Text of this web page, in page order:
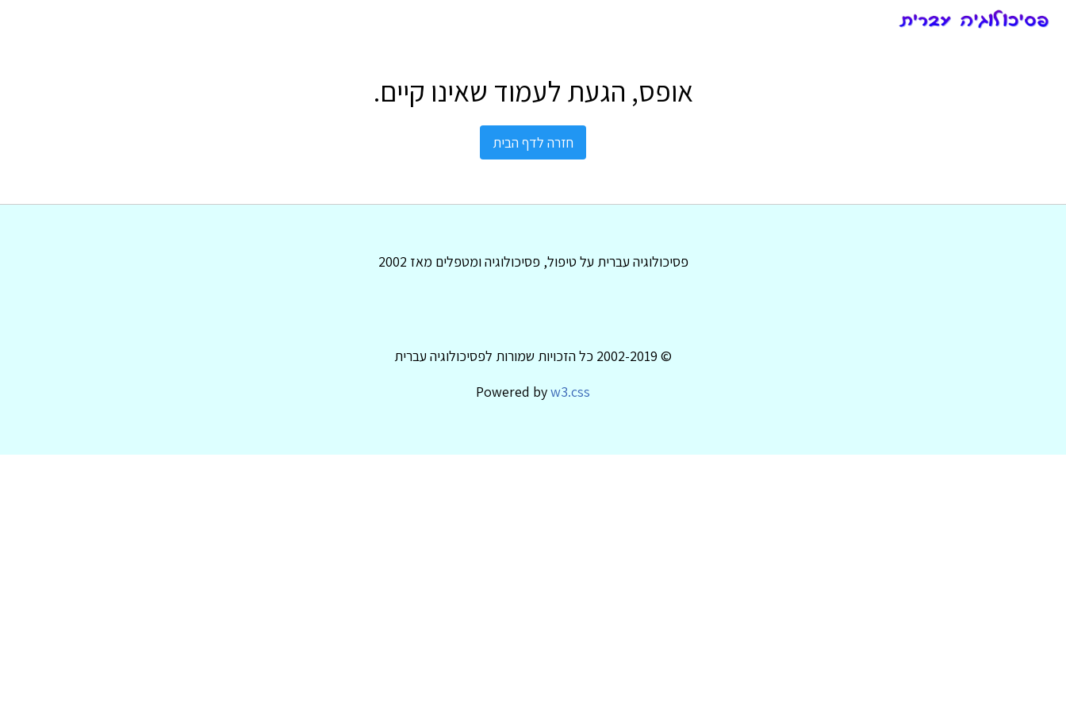
אופס, הגעת לעמוד שאינו קיים.
חזרה לדף הבית
פסיכולוגיה עברית על טיפול, פסיכולוגיה ומטפלים מאז 2002
© 2002-2019 כל הזכויות שמורות לפסיכולוגיה עברית
Powered byw3.css